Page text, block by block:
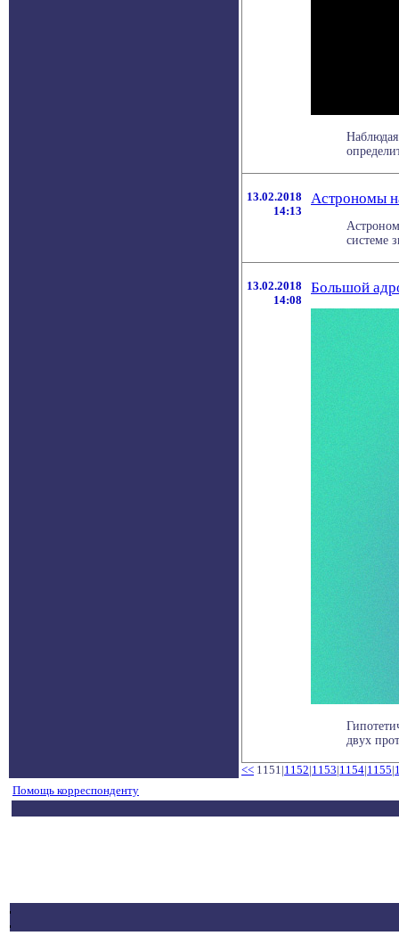
13.02.2018
14:13
Астрономы
системе
13.02.2018
14:08
Большой
двух
<< 1151|1152|1153|1154|1155|
Помощь корреспонденту